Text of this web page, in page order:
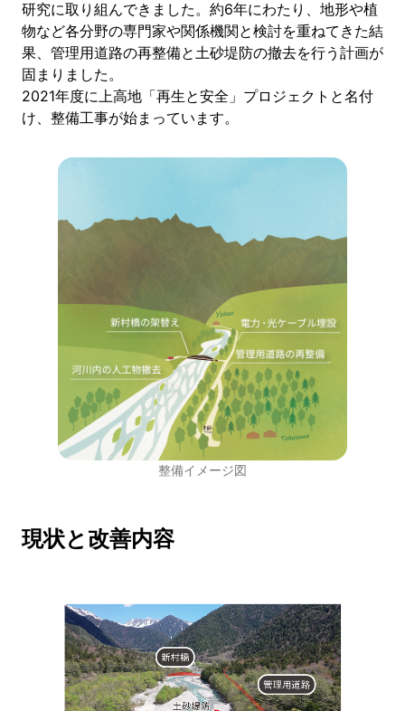
研究に取り組んできました。約6年にわたり、地形や植
物など各分野の専門家や関係機関と検討を重ねてきた結
果、管理用道路の再整備と土砂堤防の撤去を行う計画が
固まりました。
2021年度に上高地「再生と安全」プロジェクトと名付
け、整備工事が始まっています。
整備イメージ図
現状と改善内容